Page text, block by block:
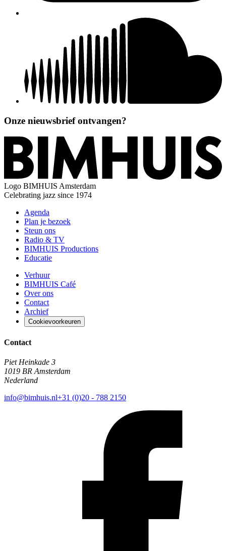
Onze nieuwsbrief ontvangen?
Logo BIMHUIS Amsterdam
Celebrating jazz since 1974
Agenda
Plan je bezoek
Steun ons
Radio & TV
BIMHUIS Productions
Educatie
Verhuur
BIMHUIS Café
Over ons
Contact
Archief
Cookievoorkeuren
Contact
Piet Heinkade 3
1019 BR Amsterdam
Nederland
info@bimhuis.nl+31 (0)20 - 788 2150